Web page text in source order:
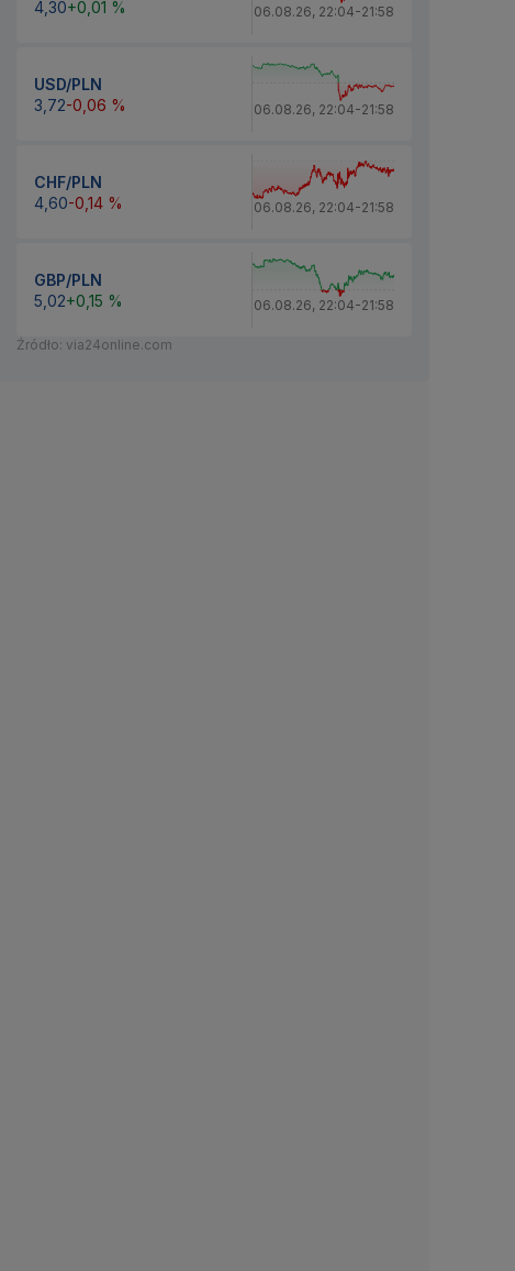
4,30+0,01 % 06.08.26, 22:04-21:58
USD/PLN
3,72-0,06 % 06.08.26, 22:04-21:58
CHF/PLN
4,60-0,14 % 06.08.26, 22:04-21:58
GBP/PLN
5,02+0,15 % 06.08.26, 22:04-21:58
Źródło: via24online.com